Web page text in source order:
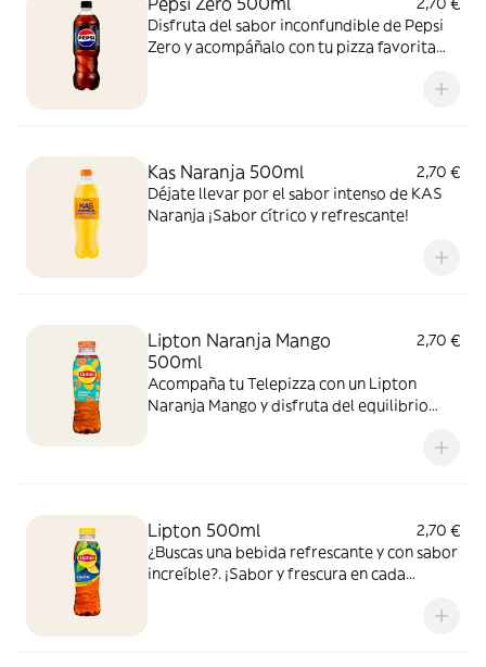
Disfruta del sabor inconfundible de Pepsi
Zero y acompáñalo con tu pizza favorita
Kas Naranja 500ml
2,70 €
Déjate llevar por el sabor intenso de KAS
Naranja ¡Sabor cítrico y refrescante!
Lipton Naranja Mango
500ml
2,70 €
Acompaña tu Telepizza con un Lipton
Naranja Mango y disfruta del equilibrio
Lipton 500ml
2,70 €
¿Buscas una bebida refrescante y con sabor
increíble?. ¡Sabor y frescura en cada